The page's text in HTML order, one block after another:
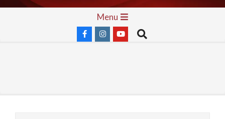
Skip
Menu
Search